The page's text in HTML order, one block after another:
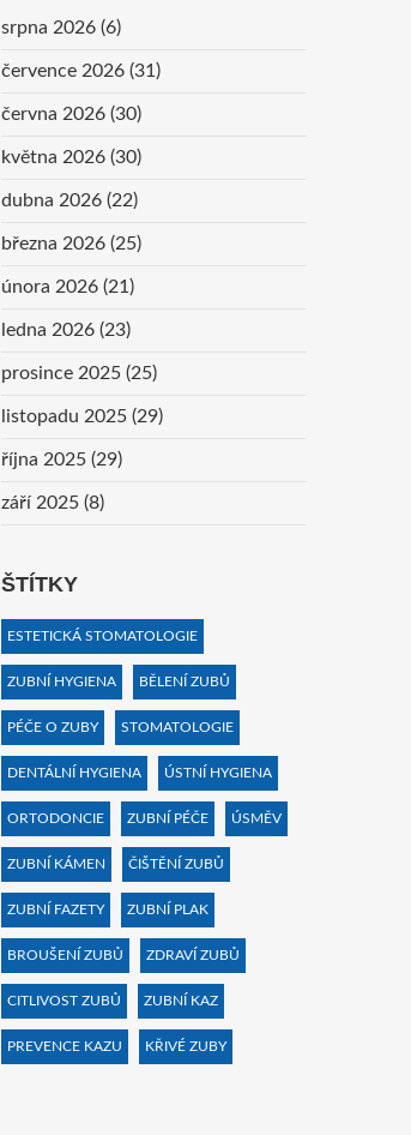
srpna 2026 (6)
července 2026 (31)
června 2026 (30)
května 2026 (30)
dubna 2026 (22)
března 2026 (25)
února 2026 (21)
ledna 2026 (23)
prosince 2025 (25)
listopadu 2025 (29)
října 2025 (29)
září 2025 (8)
ŠTÍTKY
ESTETICKÁ STOMATOLOGIE
ZUBNÍ HYGIENA BĚLENÍ ZUBŮ
PÉČE O ZUBY STOMATOLOGIE
DENTÁLNÍ HYGIENA ÚSTNÍ HYGIENA
ORTODONCIE ZUBNÍ PÉČE ÚSMĚV
ZUBNÍ KÁMEN ČIŠTĚNÍ ZUBŮ
ZUBNÍ FAZETY ZUBNÍ PLAK
BROUŠENÍ ZUBŮ ZDRAVÍ ZUBŮ
CITLIVOST ZUBŮ ZUBNÍ KAZ
PREVENCE KAZU KŘIVÉ ZUBY